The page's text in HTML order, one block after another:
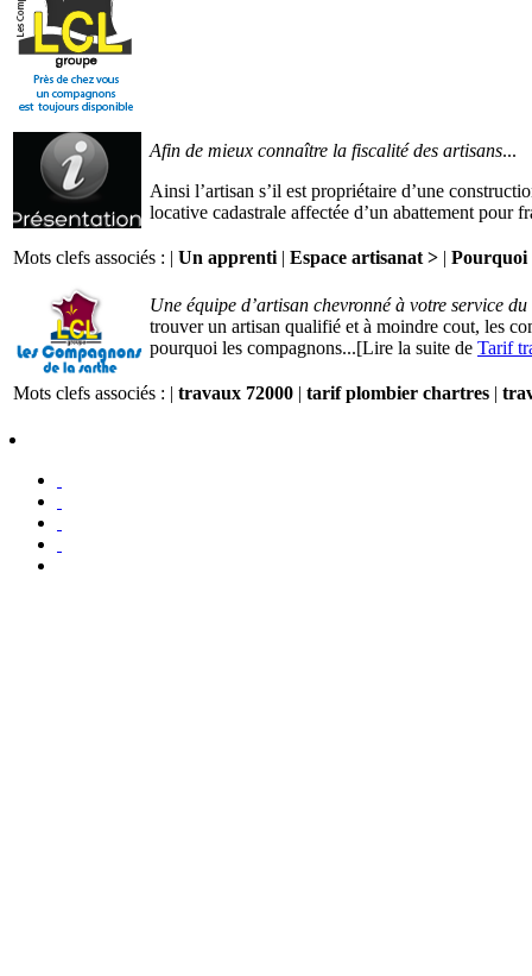
Afin de mieux connaître la fiscalité des artisans...
Ainsi l’artisan s’il est propriétaire d’une
locative cadastrale affectée d’un abattement pour
Mots clefs associés : | Un apprenti | Espace artisanat > |
Une équipe d’artisan chevronné à votre service
trouver un artisan qualifié et à moindre cout, les
pourquoi les compagnons...[Lire la suite de Tarif
Mots clefs associés : | travaux 72000 | tarif plombier chartres |